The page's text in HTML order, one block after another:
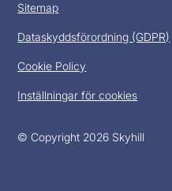
© Copyright 2026 Skyhill
Sitemap
Dataskyddsförordning (GDPR)
Cookie Policy
Inställningar för cookies